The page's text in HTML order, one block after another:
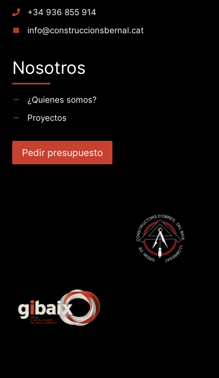
+34 936 855 914
info@construccionsbernal.cat
Nosotros
¿Quienes somos?
Proyectos
Pedir presupuesto